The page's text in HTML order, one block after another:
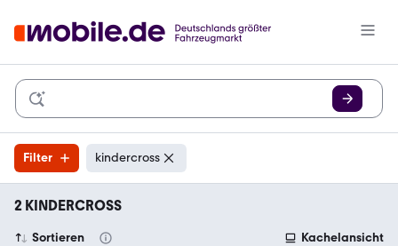
Filter kindercross
2 KINDERCROSS
Sortieren Kachelansicht